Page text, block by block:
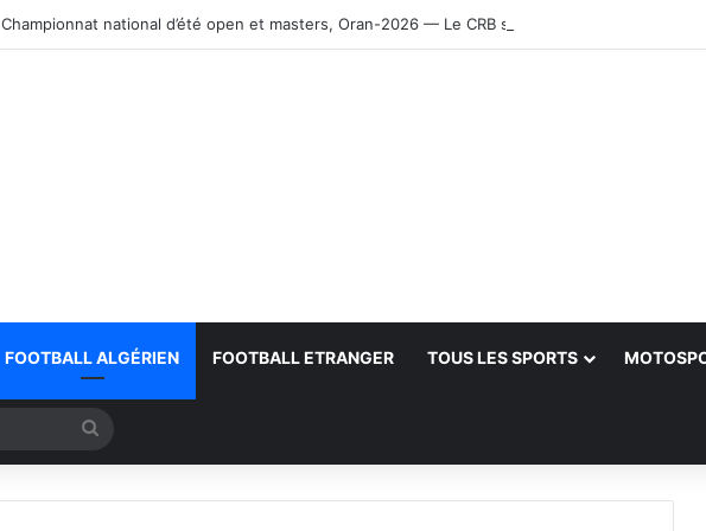
Championnat national d’été open et masters, Oran-2026 — Le CRB s’adjuge le titre
FOOTBALL ALGÉRIEN FOOTBALL ETRANGER TOUS LES SPORTS